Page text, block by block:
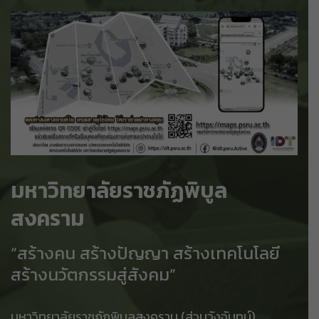
มหาวิทยาลัยราชภัฏพิบูล
สงคราม
“สร้างคน สร้างปัญญา สร้างเทคโนโลยี
สร้างนวัตกรรมสู่สังคม”